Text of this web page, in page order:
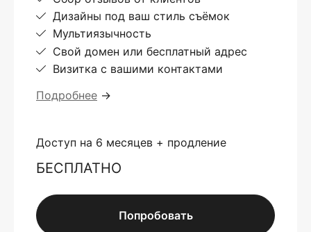
Дизайны под ваш стиль съёмок
Мультиязычность
Свой домен или бесплатный адрес
Визитка с вашими контактами
Подробнее →
Доступ на 6 месяцев + продление
БЕСПЛАТНО
Попробовать